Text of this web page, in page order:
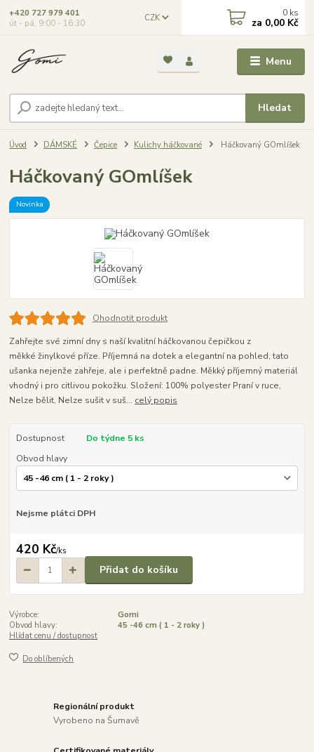
Menu
CZK
Hledat
+420 727 979 401
út - pá, 9:00 - 16:30
0 ks
za 0,00 Kč
Úvod DÁMSKÉ Čepice Kulichy háčkované Háčkovaný GOmlíšek
Háčkovaný GOmlíšek
Novinka
Ohodnotit produkt
Zahřejte své zimní dny s naší kvalitní háčkovanou čepičkou z
měkké žinylkové příze. Příjemná na dotek a elegantní na pohled, tato
ušanka nejenže zahřeje, ale i perfektně padne. Měkký příjemný materiál
vhodný i pro citlivou pokožku. Složení: 100% polyester Praní v ruce,
Nelze bělit, Nelze sušit v suš... celý popis
Dostupnost
Do týdne 5 ks
Obvod hlavy
Nejsme plátci DPH
420 Kč/ks
Přidat do košíku
Výrobce:
Gomi
Obvod hlavy:
45 -46 cm ( 1 - 2 roky )
Hlídat cenu / dostupnost
Do oblíbených
Regionální produkt
Vyrobeno na Šumavě